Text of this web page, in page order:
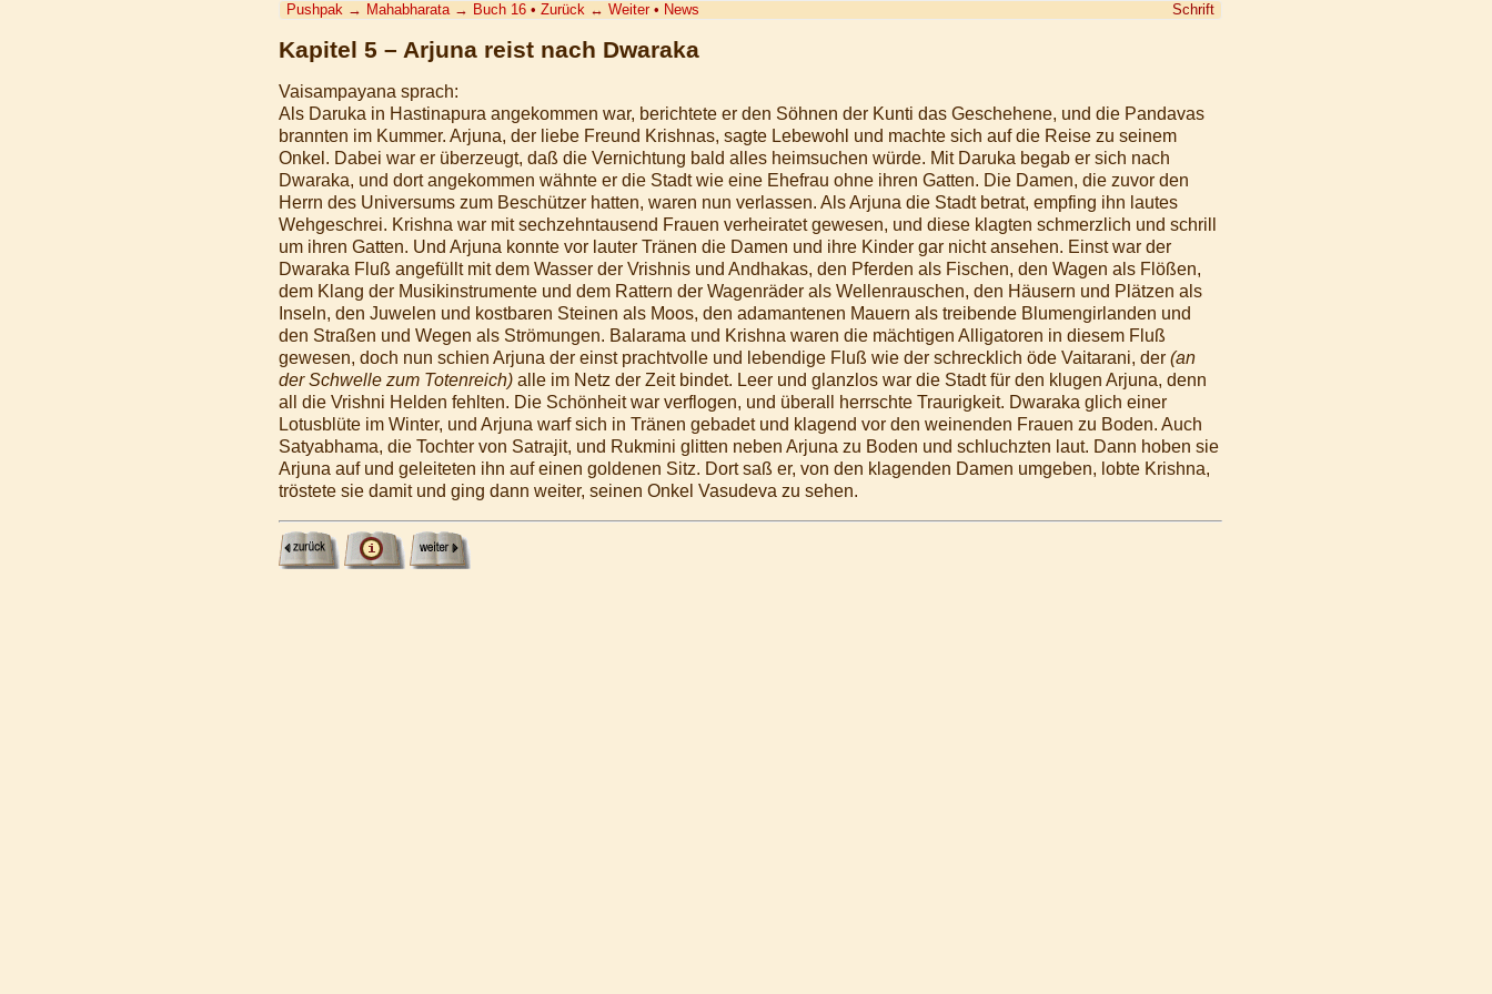
Pushpak → Mahabharata → Buch 16 •Zurück ↔ Weiter• News Schrift
Kapitel 5 – Arjuna reist nach Dwaraka
Vaisampayana sprach:
Als Daruka in Hastinapura angekommen war, berichtete er den Söhnen der Kunti das Geschehene, und die Pandavas
brannten im Kummer. Arjuna, der liebe Freund Krishnas, sagte Lebewohl und machte sich auf die Reise zu seinem
Onkel. Dabei war er überzeugt, daß die Vernichtung bald alles heimsuchen würde. Mit Daruka begab er sich nach
Dwaraka, und dort angekommen wähnte er die Stadt wie eine Ehefrau ohne ihren Gatten. Die Damen, die zuvor den
Herrn des Universums zum Beschützer hatten, waren nun verlassen. Als Arjuna die Stadt betrat, empfing ihn lautes
Wehgeschrei. Krishna war mit sechzehntausend Frauen verheiratet gewesen, und diese klagten schmerzlich und schrill
um ihren Gatten. Und Arjuna konnte vor lauter Tränen die Damen und ihre Kinder gar nicht ansehen. Einst war der
Dwaraka Fluß angefüllt mit dem Wasser der Vrishnis und Andhakas, den Pferden als Fischen, den Wagen als Flößen,
dem Klang der Musikinstrumente und dem Rattern der Wagenräder als Wellenrauschen, den Häusern und Plätzen als
Inseln, den Juwelen und kostbaren Steinen als Moos, den adamantenen Mauern als treibende Blumengirlanden und
den Straßen und Wegen als Strömungen. Balarama und Krishna waren die mächtigen Alligatoren in diesem Fluß
gewesen, doch nun schien Arjuna der einst prachtvolle und lebendige Fluß wie der schrecklich öde Vaitarani, der (an
der Schwelle zum Totenreich) alle im Netz der Zeit bindet. Leer und glanzlos war die Stadt für den klugen Arjuna, denn
all die Vrishni Helden fehlten. Die Schönheit war verflogen, und überall herrschte Traurigkeit. Dwaraka glich einer
Lotusblüte im Winter, und Arjuna warf sich in Tränen gebadet und klagend vor den weinenden Frauen zu Boden. Auch
Satyabhama, die Tochter von Satrajit, und Rukmini glitten neben Arjuna zu Boden und schluchzten laut. Dann hoben sie
Arjuna auf und geleiteten ihn auf einen goldenen Sitz. Dort saß er, von den klagenden Damen umgeben, lobte Krishna,
tröstete sie damit und ging dann weiter, seinen Onkel Vasudeva zu sehen.